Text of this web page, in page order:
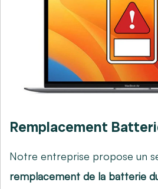
Remplacement
Notre entreprise propose un
remplacement de la batterie